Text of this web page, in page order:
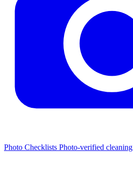
Photo Checklists Photo-verified cleaning